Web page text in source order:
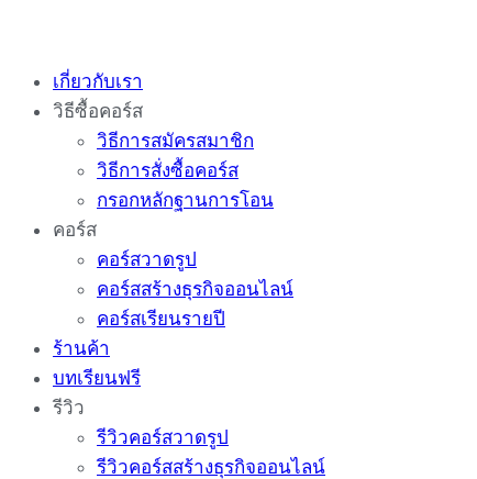
contentเกี่ยวกับเรา
วิธีซื้อคอร์ส
วิธีการสมัครสมาชิก
วิธีการสั่งซื้อคอร์ส
กรอกหลักฐานการโอน
คอร์ส
คอร์สวาดรูป
คอร์สสร้างธุรกิจออนไลน์
คอร์สเรียนรายปี
ร้านค้า
บทเรียนฟรี
รีวิว
รีวิวคอร์สวาดรูป
รีวิวคอร์สสร้างธุรกิจออนไลน์